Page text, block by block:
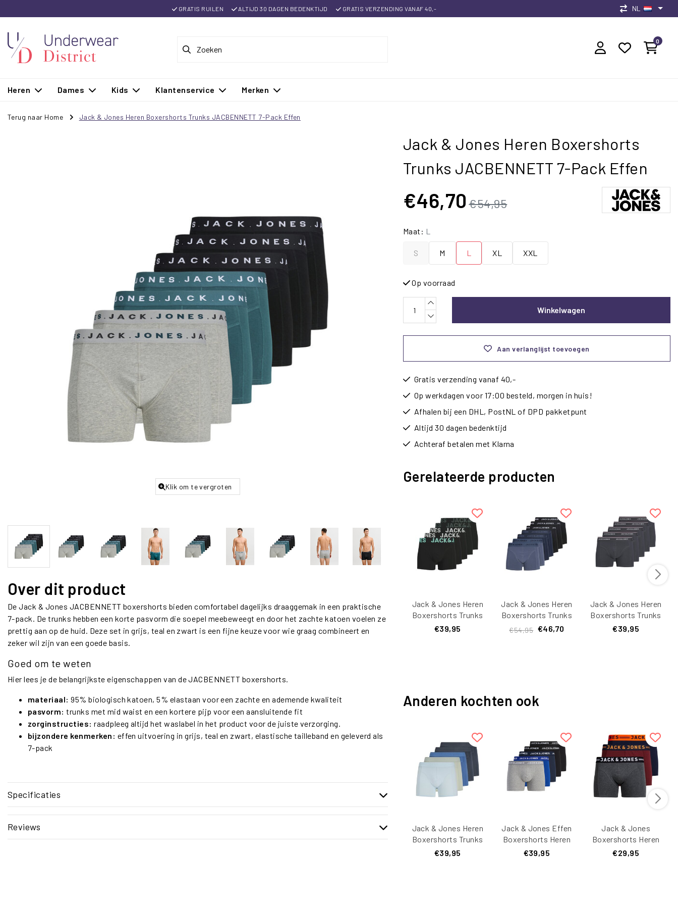
GRATIS RUILEN ALTIJD 30 DAGEN BEDENKTIJD GRATIS VERZENDING VANAF 40,- NL
0
Heren Dames Kids Klantenservice Merken
Terug naar Home Jack & Jones Heren Boxershorts Trunks JACBENNETT 7-Pack Effen
Klik om te vergroten
Over dit product
De Jack & Jones JACBENNETT boxershorts bieden comfortabel dagelijks draaggemak in een praktische
7-pack. De trunks hebben een korte pasvorm die soepel meebeweegt en door het zachte katoen voelen ze
prettig aan op de huid. Deze set in grijs, teal en zwart is een fijne keuze voor wie graag combineert en
zeker wil zijn van een goede basis.
Goed om te weten
Hier lees je de belangrijkste eigenschappen van de JACBENNETT boxershorts.
materiaal: 95% biologisch katoen, 5% elastaan voor een zachte en ademende kwaliteit
pasvorm: trunks met mid waist en een kortere pijp voor een aansluitende fit
zorginstructies: raadpleeg altijd het waslabel in het product voor de juiste verzorging.
bijzondere kenmerken: effen uitvoering in grijs, teal en zwart, elastische tailleband en geleverd als
7-pack
Specificaties
Reviews
Jack & Jones Heren Boxershorts
Trunks JACBENNETT 7-Pack Effen
€46,70 €54,95
Maat: L
S M L XL XXL
Op voorraad
Winkelwagen
Aan verlanglijst toevoegen
Gratis verzending vanaf 40,-
Op werkdagen voor 17:00 besteld, morgen in huis!
Afhalen bij een DHL, PostNL of DPD pakketpunt
Altijd 30 dagen bedenktijd
Achteraf betalen met Klarna
Gerelateerde producten
Jack & Jones Heren
Boxershorts Trunks
JACELIAS 5-Pack
€39,95
Jack & Jones Heren
Boxershorts Trunks
JACJEREMIAH
€54,95 €46,70
Jack & Jones Heren
Boxershorts Trunks
JACAVERY Effen 5-
€39,95
Anderen kochten ook
Jack & Jones Heren
Boxershorts Trunks
JACGILLI Effen 5-
€39,95
Jack & Jones Effen
Boxershorts Heren
Trunks JACBASIC 5-
€39,95
Jack & Jones
Boxershorts Heren
Trunks
€29,95